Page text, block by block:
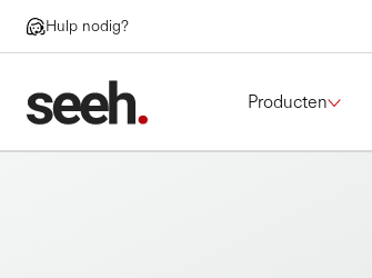
Hulp nodig?
Producten